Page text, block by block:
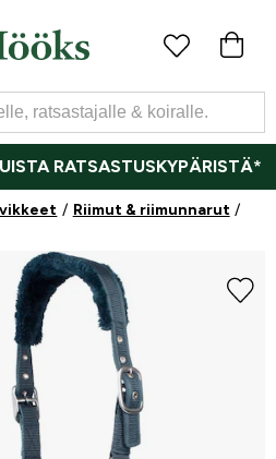
RATSASTUSKYPÄRISTÄ*
Riimut & riimunnarut